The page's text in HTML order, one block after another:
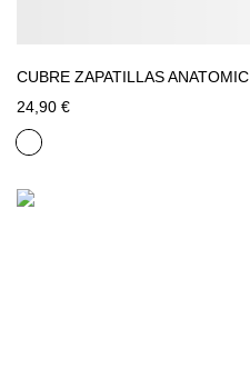
CUBRE ZAPATILLAS ANATOMIC
24,90 €